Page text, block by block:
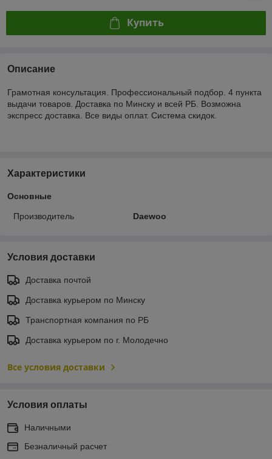
Купить
Описание
Грамотная консультация. Профессиональный подбор. 4 пункта
выдачи товаров. Доставка по Минску и всей РБ. Возможна
экспресс доставка. Все виды оплат. Система скидок.
Характеристики
Основные
Производитель Daewoo
Условия доставки
Доставка почтой
Доставка курьером по Минску
Транспортная компания по РБ
Доставка курьером по г. Молодечно
Все условия доставки
Условия оплаты
Наличными
Безналичный расчет